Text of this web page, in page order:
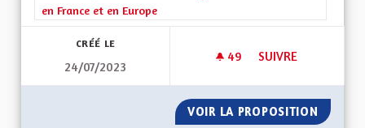
en France et en Europe
CRÉÉ LE
24/07/2023
49 49 ABONNÉS
SUIVRE
VOIR LA PROPOSITION